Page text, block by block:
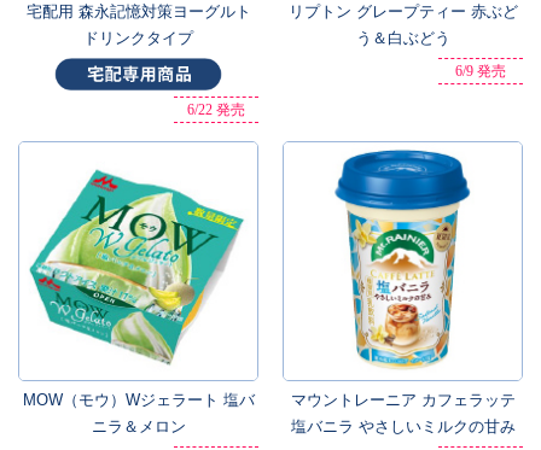
宅配用 森永記憶対策ヨーグルト
ドリンクタイプ
6/22 発売
リプトン グレープティー 赤ぶど
う＆白ぶどう
6/9 発売
MOW（モウ）Wジェラート 塩バ
ニラ＆メロン
マウントレーニア カフェラッテ
塩バニラ やさしいミルクの甘み